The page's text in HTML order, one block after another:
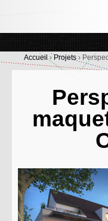
Accueil › Projets ›